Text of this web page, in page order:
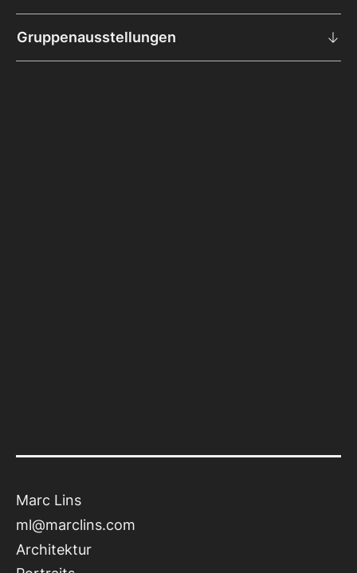
Gruppenausstellungen
Marc Lins
ml@marclins.com
Architektur